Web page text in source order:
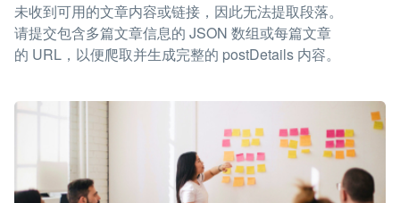
未收到可用的文章内容或链接，因此无法提取段落。
请提交包含多篇文章信息的 JSON 数组或每篇文章
的 URL，以便爬取并生成完整的 postDetails 内容。